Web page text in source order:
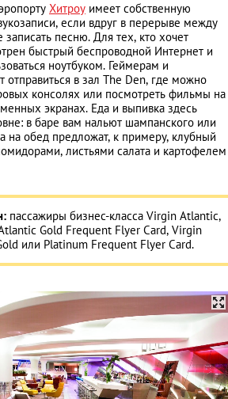
Хитроу имеет собственную
если вдруг в перерыве между
записать песню. Для тех, кто хочет
быстрый беспроводной Интернет и
ноутбуком. Геймерам и
отправиться в зал The Den, где можно
консолях или посмотреть фильмы на
экранах. Еда и выпивка здесь
в баре вам нальют шампанского или
а на обед предложат, к примеру, клубный
листьями салата и картофелем
пассажиры бизнес-класса Virgin Atlantic,
Gold Frequent Flyer Card, Virgin
или Platinum Frequent Flyer Card.